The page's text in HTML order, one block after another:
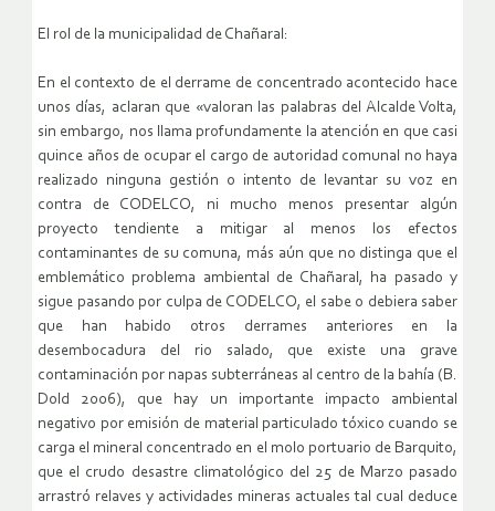
El rol de la municipalidad de Chañaral:
En el contexto de el derrame de concentrado acontecido hace
unos días, aclaran que «valoran las palabras del Alcalde Volta,
sin embargo, nos llama profundamente la atención en que casi
quince años de ocupar el cargo de autoridad comunal no haya
realizado ninguna gestión o intento de levantar su voz en
contra de CODELCO, ni mucho menos presentar algún
proyecto tendiente a mitigar al menos los efectos
contaminantes de su comuna, más aún que no distinga que el
emblemático problema ambiental de Chañaral, ha pasado y
sigue pasando por culpa de CODELCO, el sabe o debiera saber
que han habido otros derrames anteriores en la
desembocadura del rio salado, que existe una grave
contaminación por napas subterráneas al centro de la bahía (B.
Dold 2006), que hay un importante impacto ambiental
negativo por emisión de material particulado tóxico cuando se
carga el mineral concentrado en el molo portuario de Barquito,
que el crudo desastre climatológico del 25 de Marzo pasado
arrastró relaves y actividades mineras actuales tal cual deduce